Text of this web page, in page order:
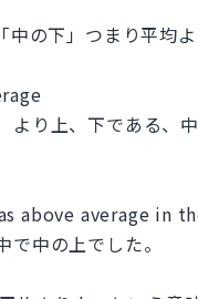
の下」つまり平均よ
より上、下である、
above average in
中の上でした。